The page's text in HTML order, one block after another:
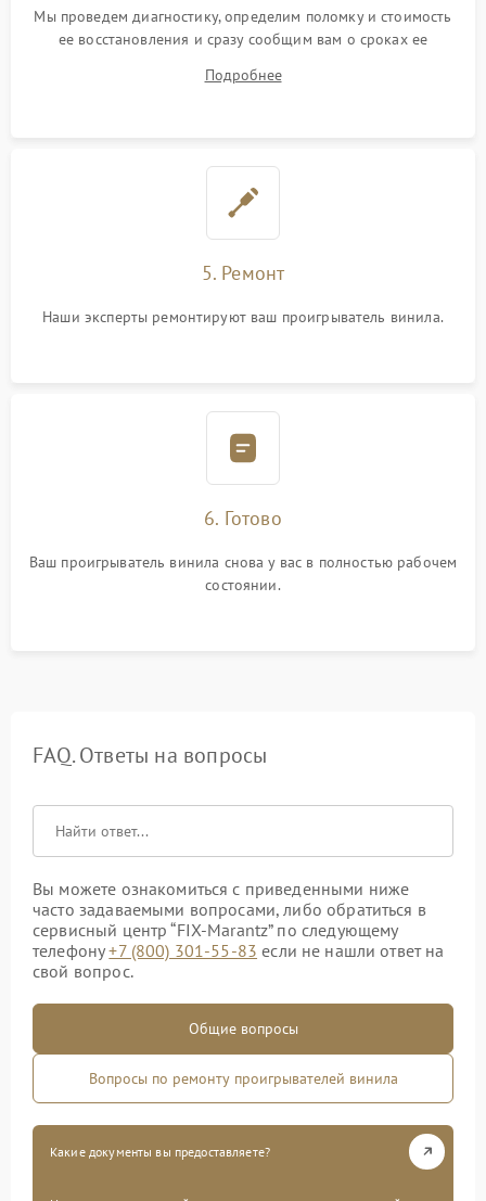
Мы проведем диагностику, определим поломку и стоимость
ее восстановления и сразу сообщим вам о сроках ее
Подробнее
5. Ремонт
Наши эксперты ремонтируют ваш проигрыватель винила.
6. Готово
Ваш проигрыватель винила снова у вас в полностью рабочем
состоянии.
FAQ. Ответы на вопросы
Вы можете ознакомиться с приведенными ниже
часто задаваемыми вопросами, либо обратиться в
сервисный центр “FIX-Marantz” по следующему
телефону+7 (800) 301-55-83 если не нашли ответ на
свой вопрос.
Общие вопросы
Вопросы по ремонту проигрывателей винила
Какие документы вы предоставляете?